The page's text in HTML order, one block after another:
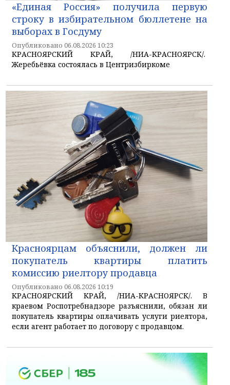
«Единая Россия» получила первую
строку в избирательном бюллетене на
выборах в Госдуму
Опубликовано 06.08.2026 10:23
КРАСНОЯРСКИЙ КРАЙ, /НИА-КРАСНОЯРСК/.
Жеребьёвка состоялась в Центризбиркоме
Красноярцам объяснили, должен ли
покупатель квартиры платить
комиссию риелтору продавца
Опубликовано 06.08.2026 10:19
КРАСНОЯРСКИЙ КРАЙ, /НИА-КРАСНОЯРСК/. В
краевом Роспотребнадзоре разъяснили, обязан ли
покупатель квартиры оплачивать услуги риелтора,
если агент работает по договору с продавцом.